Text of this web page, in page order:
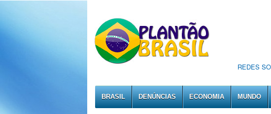
REDES
BRASIL DENÚNCIAS ECONOMIA MUNDO